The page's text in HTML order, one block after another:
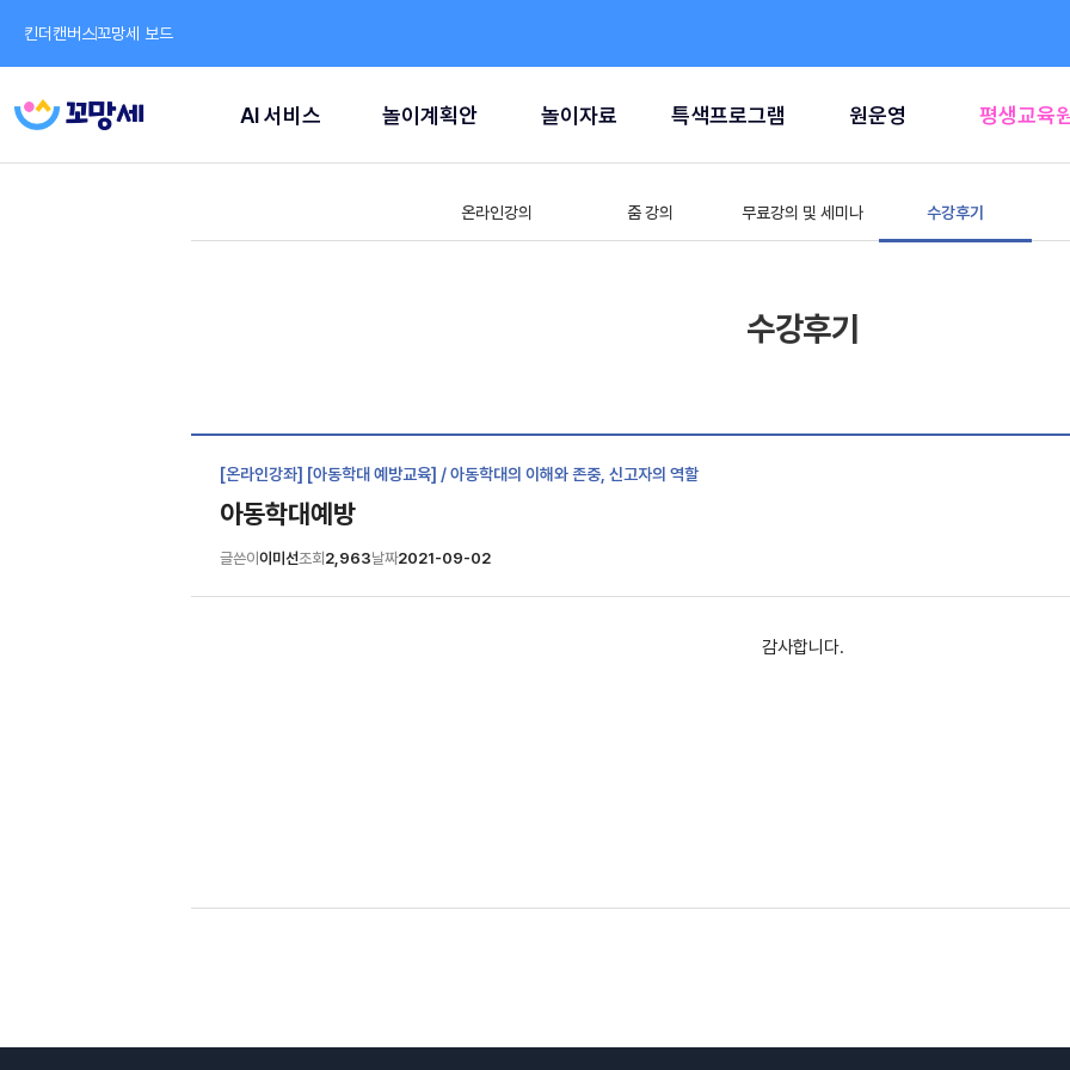
킨더캔버스꼬망세 보드
AI 서비스 놀이계획안 놀이자료 특색프로그램 원운영 평생교육
온라인강의 줌 강의 무료강의 및 세미나 수강후기
수강후기
[온라인강좌] [아동학대 예방교육] / 아동학대의 이해와 존중, 신고자의 역할
아동학대예방
글쓴이 이미선조회 2,963날짜2021-09-02
감사합니다.